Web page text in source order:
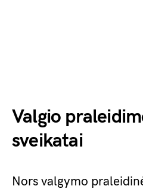
Valgio
sveikatai
Nors valgymo